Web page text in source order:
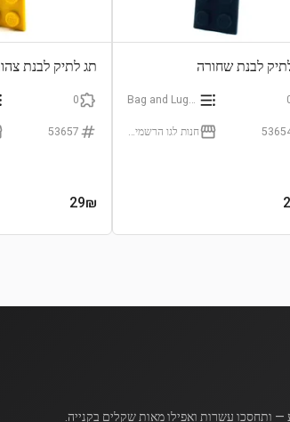
לבנת שחורה תג לתיק לבנת
0
53657
29₪
ותחסכו עשרות ואפילו מאות שקלים בקנייה.